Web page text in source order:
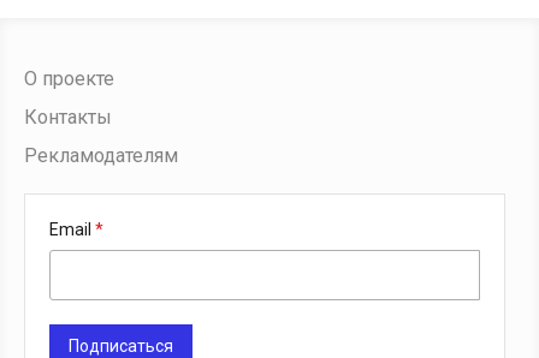
О проекте
Контакты
Рекламодателям
Email
Подписаться